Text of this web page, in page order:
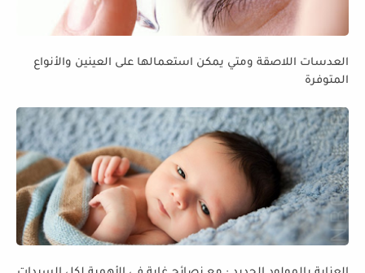
العدسات اللاصقة ومتي يمكن استعمالها على العينين والأنواع
المتوفرة